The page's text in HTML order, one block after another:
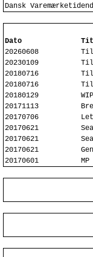
Dansk
Dato
20260608
20230109
20180716
20180716
20180129
20171113
20170706
20170621
20170621
20170621
20170601